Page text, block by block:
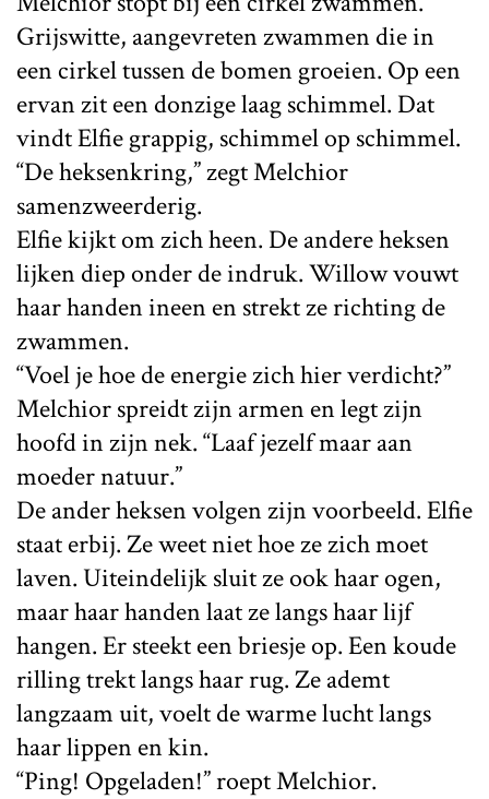
Grijswitte, aangevreten zwammen die in
een cirkel tussen de bomen groeien. Op een
ervan zit een donzige laag schimmel. Dat
vindt Elfie grappig, schimmel op schimmel.
“De heksenkring,” zegt Melchior
samenzweerderig.
Elfie kijkt om zich heen. De andere heksen
lijken diep onder de indruk. Willow vouwt
haar handen ineen en strekt ze richting de
zwammen.
“Voel je hoe de energie zich hier verdicht?”
Melchior spreidt zijn armen en legt zijn
hoofd in zijn nek. “Laaf jezelf maar aan
moeder natuur.”
De ander heksen volgen zijn voorbeeld. Elfie
staat erbij. Ze weet niet hoe ze zich moet
laven. Uiteindelijk sluit ze ook haar ogen,
maar haar handen laat ze langs haar lijf
hangen. Er steekt een briesje op. Een koude
rilling trekt langs haar rug. Ze ademt
langzaam uit, voelt de warme lucht langs
haar lippen en kin.
“Ping! Opgeladen!” roept Melchior.